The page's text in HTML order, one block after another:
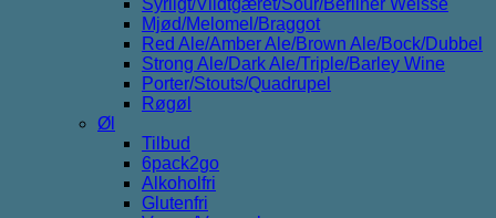
Syrligt/Vildtgæret/Sour/Berliner Weisse
Mjød/Melomel/Braggot
Red Ale/Amber Ale/Brown Ale/Bock/Dubbel
Strong Ale/Dark Ale/Triple/Barley Wine
Porter/Stouts/Quadrupel
Røgøl
Øl
Tilbud
6pack2go
Alkoholfri
Glutenfri